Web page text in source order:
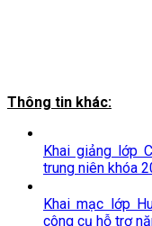
Thông tin khác:
Khai giảng lớp
trung niên khóa
Khai mạc lớp
công cụ hỗ trợ